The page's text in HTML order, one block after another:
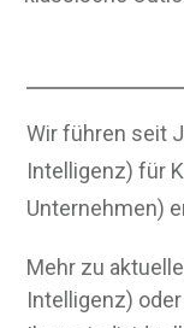
Wir führen seit
Intelligenz) für
Unternehmen)
Mehr zu
Intelligenz)